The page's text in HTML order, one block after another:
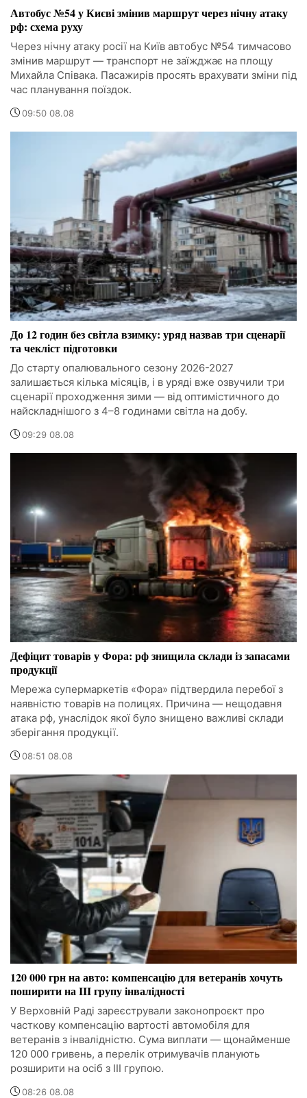
Автобус №54 у Києві змінив маршрут через нічну атаку
рф: схема руху
Через нічну атаку росії на Київ автобус №54 тимчасово
змінив маршрут — транспорт не заїжджає на площу
Михайла Співака. Пасажирів просять врахувати зміни під
час планування поїздок.
09:50 08.08
До 12 годин без світла взимку: уряд назвав три сценарії
та чекліст підготовки
До старту опалювального сезону 2026-2027
залишається кілька місяців, і в уряді вже озвучили три
сценарії проходження зими — від оптимістичного до
найскладнішого з 4–8 годинами світла на добу.
09:29 08.08
Дефіцит товарів у Фора: рф знищила склади із запасами
продукції
Мережа супермаркетів «Фора» підтвердила перебої з
наявністю товарів на полицях. Причина — нещодавня
атака рф, унаслідок якої було знищено важливі склади
зберігання продукції.
08:51 08.08
120 000 грн на авто: компенсацію для ветеранів хочуть
поширити на III групу інвалідності
У Верховній Раді зареєстрували законопроєкт про
часткову компенсацію вартості автомобіля для
ветеранів з інвалідністю. Сума виплати — щонайменше
120 000 гривень, а перелік отримувачів планують
розширити на осіб з III групою.
08:26 08.08